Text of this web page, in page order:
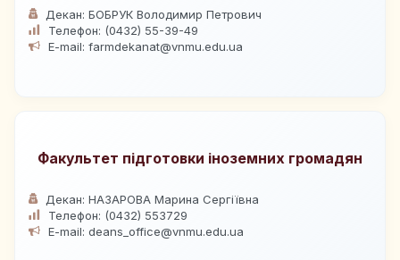
Декан: БОБРУК Володимир Петрович
Телефон: (0432) 55-39-49
E-mail: farmdekanat@vnmu.edu.ua
Факультет підготовки іноземних громадян
Декан: НАЗАРОВА Марина Сергіївна
Телефон: (0432) 553729
E-mail: deans_office@vnmu.edu.ua